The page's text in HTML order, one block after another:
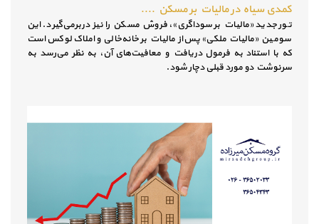
کمدی سیاه در مالیات بر مسکن ....
تور جدید «مالیات بر سوداگری»، فروش مسکن را نیز دربرمی‌گیرد. این
سومین «مالیات ملکی» پس‌از مالیات بر خانه‌خالی و املاک لوکس است
که با استناد به فرمول دریافت و معافیت‌های آن، به نظر می‌رسد به
سرنوشت دو مورد قبلی دچار شود.